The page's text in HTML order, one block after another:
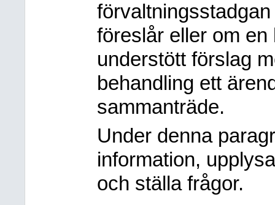
föreslår eller om
understött förslag
behandling ett
sammanträde.
Under denna
information,
och ställa frågor.